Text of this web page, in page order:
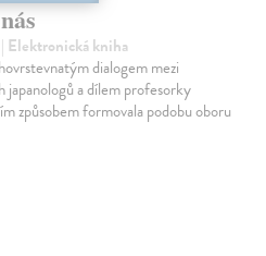
| Elektronická kniha
dialogem mezi
japanologů a dílem profesorky
způsobem formovala podobu oboru